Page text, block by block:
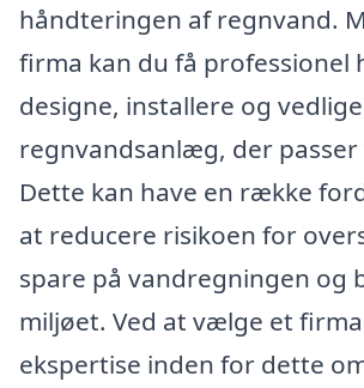
håndteringen af regnvand.
firma kan du få professionel
designe, installere og
regnvandsanlæg, der
Dette kan have en række
at reducere risikoen for
spare på vandregningen og
miljøet. Ved at vælge et
ekspertise inden for dette